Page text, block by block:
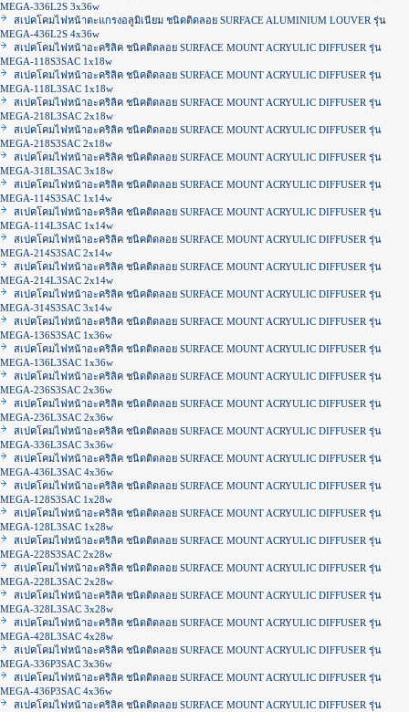
MEGA-336L2S 3x36w
สเปคโคมไฟหน้าตะแกรงอลูมิเนียม ชนิดติดลอย SURFACE ALUMINIUM LOUVER รุ่น
MEGA-436L2S 4x36w
สเปคโคมไฟหน้าอะคริลิค ชนิคติดลอย SURFACE MOUNT ACRYULIC DIFFUSER รุ่น
MEGA-118S3SAC 1x18w
สเปคโคมไฟหน้าอะคริลิค ชนิคติดลอย SURFACE MOUNT ACRYULIC DIFFUSER รุ่น
MEGA-118L3SAC 1x18w
สเปคโคมไฟหน้าอะคริลิค ชนิคติดลอย SURFACE MOUNT ACRYULIC DIFFUSER รุ่น
MEGA-218L3SAC 2x18w
สเปคโคมไฟหน้าอะคริลิค ชนิคติดลอย SURFACE MOUNT ACRYULIC DIFFUSER รุ่น
MEGA-218S3SAC 2x18w
สเปคโคมไฟหน้าอะคริลิค ชนิคติดลอย SURFACE MOUNT ACRYULIC DIFFUSER รุ่น
MEGA-318L3SAC 3x18w
สเปคโคมไฟหน้าอะคริลิค ชนิคติดลอย SURFACE MOUNT ACRYULIC DIFFUSER รุ่น
MEGA-114S3SAC 1x14w
สเปคโคมไฟหน้าอะคริลิค ชนิคติดลอย SURFACE MOUNT ACRYULIC DIFFUSER รุ่น
MEGA-114L3SAC 1x14w
สเปคโคมไฟหน้าอะคริลิค ชนิคติดลอย SURFACE MOUNT ACRYULIC DIFFUSER รุ่น
MEGA-214S3SAC 2x14w
สเปคโคมไฟหน้าอะคริลิค ชนิคติดลอย SURFACE MOUNT ACRYULIC DIFFUSER รุ่น
MEGA-214L3SAC 2x14w
สเปคโคมไฟหน้าอะคริลิค ชนิคติดลอย SURFACE MOUNT ACRYULIC DIFFUSER รุ่น
MEGA-314S3SAC 3x14w
สเปคโคมไฟหน้าอะคริลิค ชนิดติดลอย SURFACE MOUNT ACRYULIC DIFFUSER รุ่น
MEGA-136S3SAC 1x36w
สเปคโคมไฟหน้าอะคริลิค ชนิดติดลอย SURFACE MOUNT ACRYULIC DIFFUSER รุ่น
MEGA-136L3SAC 1x36w
สเปคโคมไฟหน้าอะคริลิค ชนิดติดลอย SURFACE MOUNT ACRYULIC DIFFUSER รุ่น
MEGA-236S3SAC 2x36w
สเปคโคมไฟหน้าอะคริลิค ชนิดติดลอย SURFACE MOUNT ACRYULIC DIFFUSER รุ่น
MEGA-236L3SAC 2x36w
สเปคโคมไฟหน้าอะคริลิค ชนิดติดลอย SURFACE MOUNT ACRYULIC DIFFUSER รุ่น
MEGA-336L3SAC 3x36w
สเปคโคมไฟหน้าอะคริลิค ชนิดติดลอย SURFACE MOUNT ACRYULIC DIFFUSER รุ่น
MEGA-436L3SAC 4x36w
สเปคโคมไฟหน้าอะคริลิค ชนิดติดลอย SURFACE MOUNT ACRYULIC DIFFUSER รุ่น
MEGA-128S3SAC 1x28w
สเปคโคมไฟหน้าอะคริลิค ชนิดติดลอย SURFACE MOUNT ACRYULIC DIFFUSER รุ่น
MEGA-128L3SAC 1x28w
สเปคโคมไฟหน้าอะคริลิค ชนิดติดลอย SURFACE MOUNT ACRYULIC DIFFUSER รุ่น
MEGA-228S3SAC 2x28w
สเปคโคมไฟหน้าอะคริลิค ชนิดติดลอย SURFACE MOUNT ACRYULIC DIFFUSER รุ่น
MEGA-228L3SAC 2x28w
สเปคโคมไฟหน้าอะคริลิค ชนิดติดลอย SURFACE MOUNT ACRYULIC DIFFUSER รุ่น
MEGA-328L3SAC 3x28w
สเปคโคมไฟหน้าอะคริลิค ชนิดติดลอย SURFACE MOUNT ACRYULIC DIFFUSER รุ่น
MEGA-428L3SAC 4x28w
สเปคโคมไฟหน้าอะคริลิค ชนิดติดลอย SURFACE MOUNT ACRYULIC DIFFUSER รุ่น
MEGA-336P3SAC 3x36w
สเปคโคมไฟหน้าอะคริลิค ชนิดติดลอย SURFACE MOUNT ACRYULIC DIFFUSER รุ่น
MEGA-436P3SAC 4x36w
สเปคโคมไฟหน้าอะคริลิค ชนิดติดลอย SURFACE MOUNT ACRYULIC DIFFUSER รุ่น